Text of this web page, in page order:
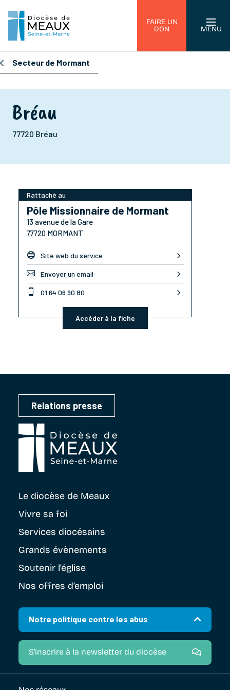
FAIRE UN
DON
MENU
Secteur de Mormant
Bréau
77720 Bréau
Rattaché au
Pôle Missionnaire de Mormant
13 avenue de la Gare
77720 MORMANT
 Site web du service
 Envoyer un email
 01 64 06 90 80
Accéder à la fiche
Relations presse
Le diocèse de Meaux
Vivre sa foi
Services diocésains
Grands évènements
Soutenir l’église
Nos offres d’emploi
Notre politique contre les abus
S'inscrire à la newsletter du diocèse